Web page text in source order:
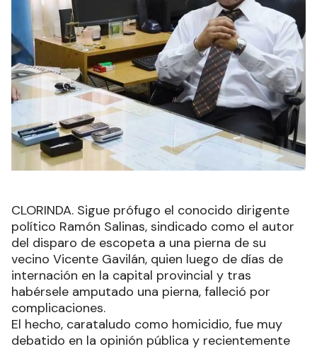
CLORINDA. Sigue prófugo el conocido dirigente
político Ramón Salinas, sindicado como el autor
del disparo de escopeta a una pierna de su
vecino Vicente Gavilán, quien luego de días de
internación en la capital provincial y tras
habérsele amputado una pierna, falleció por
complicaciones.
El hecho, carataludo como homicidio, fue muy
debatido en la opinión pública y recientemente